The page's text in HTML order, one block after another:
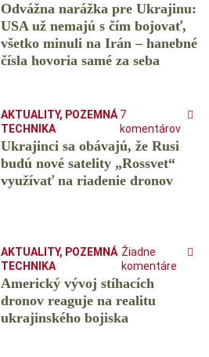
Odvážna narážka pre Ukrajinu:
USA už nemajú s čím bojovať,
všetko minuli na Irán – hanebné
čísla hovoria samé za seba
AKTUALITY, POZEMNÁ
TECHNIKA
7
komentárov
Ukrajinci sa obávajú, že Rusi
budú nové satelity „Rossvet“
využívať na riadenie dronov
AKTUALITY, POZEMNÁ
TECHNIKA
Žiadne
komentáre
Americký vývoj stíhacích
dronov reaguje na realitu
ukrajinského bojiska